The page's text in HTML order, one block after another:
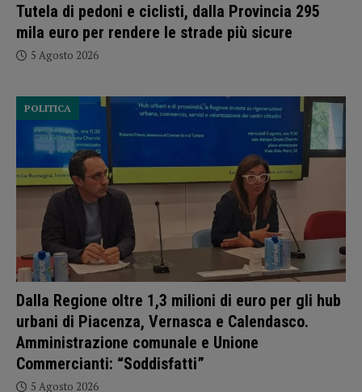
Tutela di pedoni e ciclisti, dalla Provincia 295
mila euro per rendere le strade più sicure
5 Agosto 2026
Dalla Regione oltre 1,3 milioni di euro per gli hub
urbani di Piacenza, Vernasca e Calendasco.
Amministrazione comunale e Unione
Commercianti: “Soddisfatti”
POLITICA
5 Agosto 2026